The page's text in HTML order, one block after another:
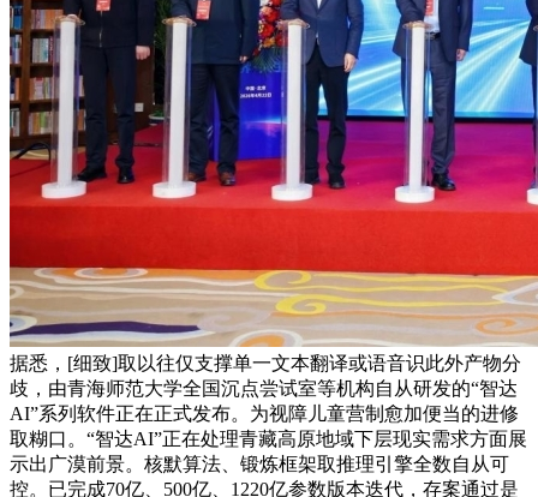
据悉，[细致]取以往仅支撑单一文本翻译或语音识此外产物分
歧，由青海师范大学全国沉点尝试室等机构自从研发的“智达
AI”系列软件正在正式发布。为视障儿童营制愈加便当的进修
取糊口。“智达AI”正在处理青藏高原地域下层现实需求方面展
示出广漠前景。核默算法、锻炼框架取推理引擎全数自从可
控。已完成70亿、500亿、1220亿参数版本迭代，存案通过是